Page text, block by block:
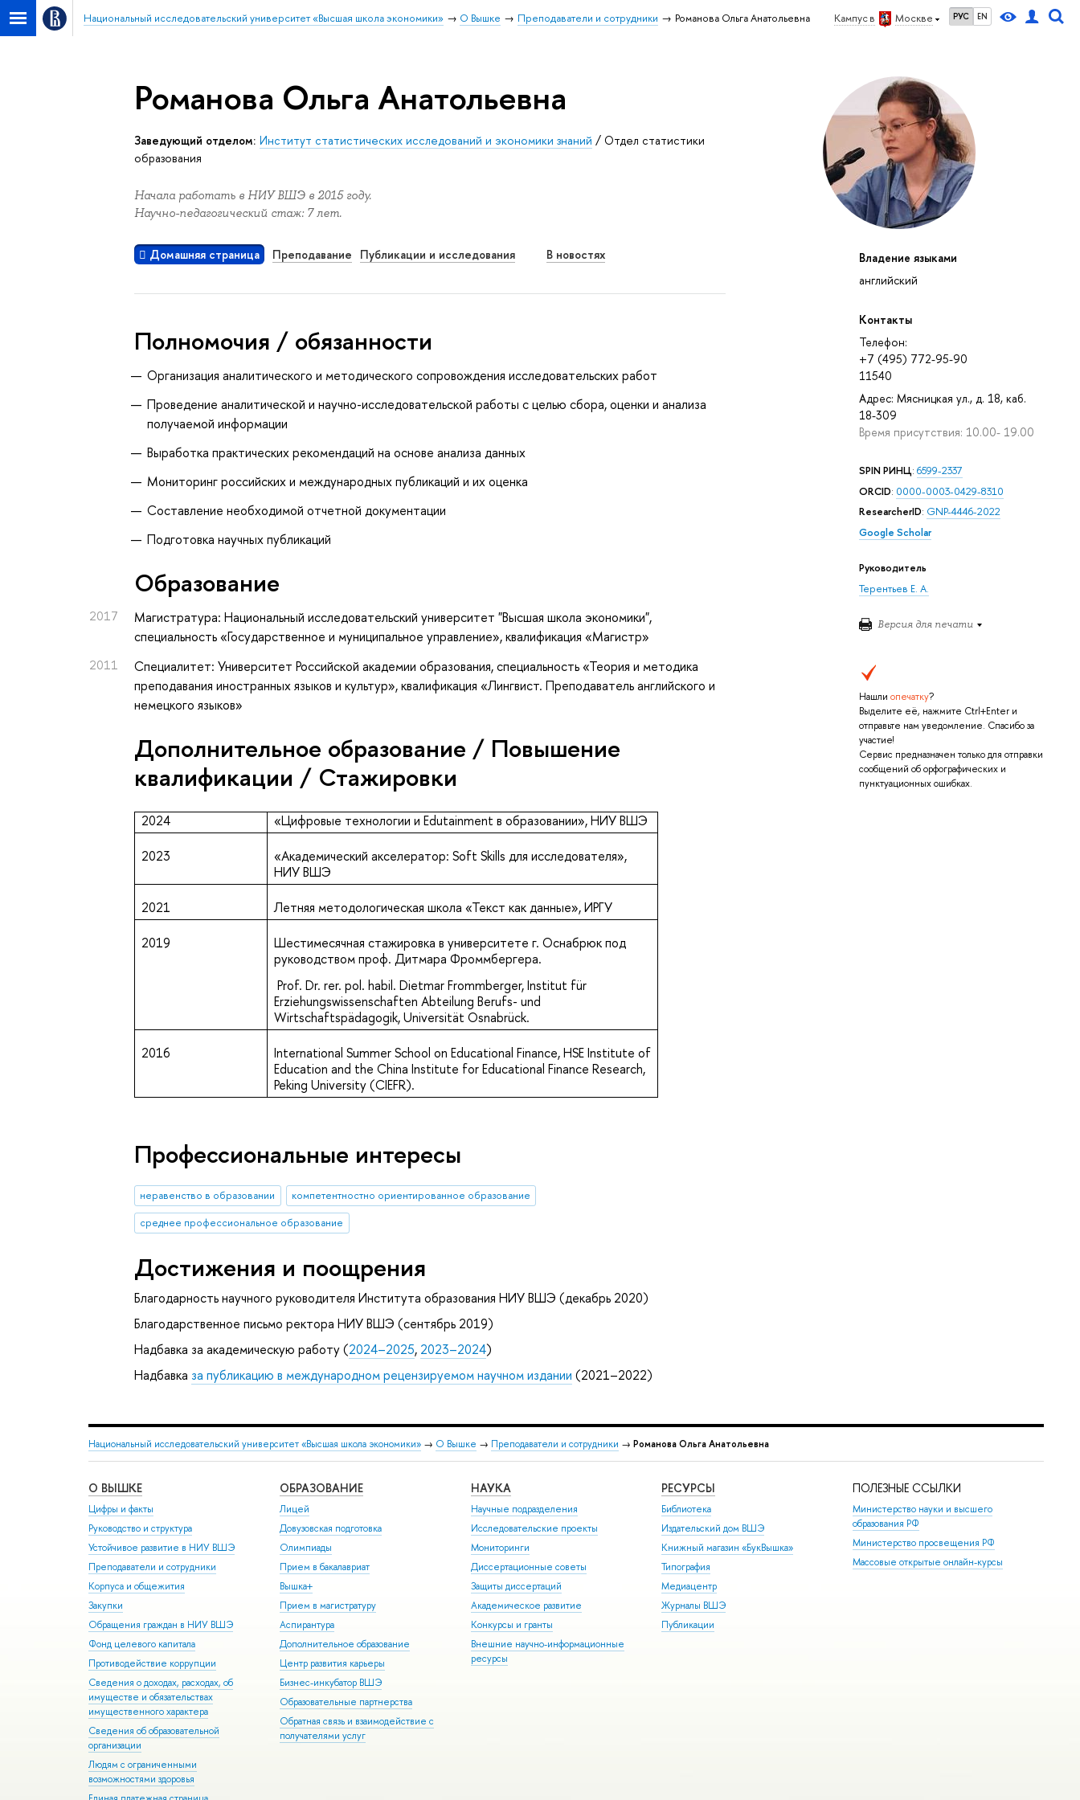
Кампус в Москве РУС EN
Национальный исследовательский университет «Высшая школа экономики» О Вышке Преподаватели и сотрудники Романова Ольга Анатольевна
Владение языками
английский
Контакты
Телефон:
+7 (495) 772-95-90
11540
Адрес: Мясницкая ул., д. 18, каб.
18-309
Время присутствия: 10.00- 19.00
SPIN РИНЦ: 6599-2337
ORCID: 0000-0003-0429-8310
ResearcherID: GNP-4446-2022
Google Scholar
Руководитель
Терентьев Е. А.
Версия для печати
Нашли опечатку?
Выделите её, нажмите Ctrl+Enter и
отправьте нам уведомление. Спасибо за
участие!
Сервис предназначен только для отправки
сообщений об орфографических и
пунктуационных ошибках.
Романова Ольга Анатольевна
Заведующий отделом: Институт статистических исследований и экономики знаний / Отдел статистики
образования
Начала работать в НИУ ВШЭ в 2015 году.
Научно-педагогический стаж: 7 лет.
Домашняя страница Преподавание Публикации и исследования В новостях
Полномочия / обязанности
Организация аналитического и методического сопровождения исследовательских работ
Проведение аналитической и научно-исследовательской работы с целью сбора, оценки и анализа
получаемой информации
Выработка практических рекомендаций на основе анализа данных
Мониторинг российских и международных публикаций и их оценка
Составление необходимой отчетной документации
Подготовка научных публикаций
Oбразование
2017
Магистратура: Национальный исследовательский университет "Высшая школа экономики",
специальность «Государственное и муниципальное управление», квалификация «Магистр»
2011
Специалитет: Университет Российской академии образования, специальность «Теория и методика
преподавания иностранных языков и культур», квалификация «Лингвист. Преподаватель английского и
немецкого языков»
Дополнительное образование / Повышение
квалификации / Стажировки
2024
«Цифровые технологии и Edutainment в образовании», НИУ ВШЭ
2023
«Академический акселератор: Soft Skills для исследователя»,
НИУ ВШЭ
2021
Летняя методологическая школа «Текст как данные», ИРГУ
2019
Шестимесячная стажировка в университете г. Оснабрюк под
руководством проф. Дитмара Фроммбергера.
Prof. Dr. rer. pol. habil. Dietmar Frommberger, Institut für
Erziehungswissenschaften Abteilung Berufs- und
Wirtschaftspädagogik, Universität Osnabrück.
2016
International Summer School on Educational Finance, HSE Institute of
Education and the China Institute for Educational Finance Research,
Peking University (CIEFR).
Профессиональные интересы
неравенство в образовании
компетентностно ориентированное образование
среднее профессиональное образование
Достижения и поощрения
Благодарность научного руководителя Института образования НИУ ВШЭ (декабрь 2020)
Благодарственное письмо ректора НИУ ВШЭ (сентябрь 2019)
Надбавка за академическую работу (2024–2025, 2023–2024)
Надбавка за публикацию в международном рецензируемом научном издании (2021–2022)
Национальный исследовательский университет «Высшая школа экономики» → О Вышке → Преподаватели и сотрудники → Романова Ольга Анатольевна
О ВЫШКЕ
Цифры и факты
Руководство и структура
Устойчивое развитие в НИУ ВШЭ
Преподаватели и сотрудники
Корпуса и общежития
Закупки
Обращения граждан в НИУ ВШЭ
Фонд целевого капитала
Противодействие коррупции
Сведения о доходах, расходах, об
имуществе и обязательствах
имущественного характера
Сведения об образовательной
организации
Людям с ограниченными
возможностями здоровья
ОБРАЗОВАНИЕ
Лицей
Довузовская подготовка
Олимпиады
Прием в бакалавриат
Вышка+
Прием в магистратуру
Аспирантура
Дополнительное образование
Центр развития карьеры
Бизнес-инкубатор ВШЭ
Образовательные партнерства
Обратная связь и взаимодействие с
получателями услуг
НАУКА
Научные подразделения
Исследовательские проекты
Мониторинги
Диссертационные советы
Защиты диссертаций
Академическое развитие
Конкурсы и гранты
Внешние научно-информационные
ресурсы
РЕСУРСЫ
Библиотека
Издательский дом ВШЭ
Книжный магазин «БукВышка»
Типография
Медиацентр
Журналы ВШЭ
Публикации
ПОЛЕЗНЫЕ ССЫЛКИ
Министерство науки и высшего
образования РФ
Министерство просвещения РФ
Массовые открытые онлайн-курсы